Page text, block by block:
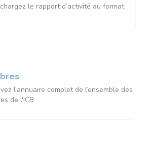
le rapport d’activité au format
l’annuaire complet de l’ensemble des
de l'ICB